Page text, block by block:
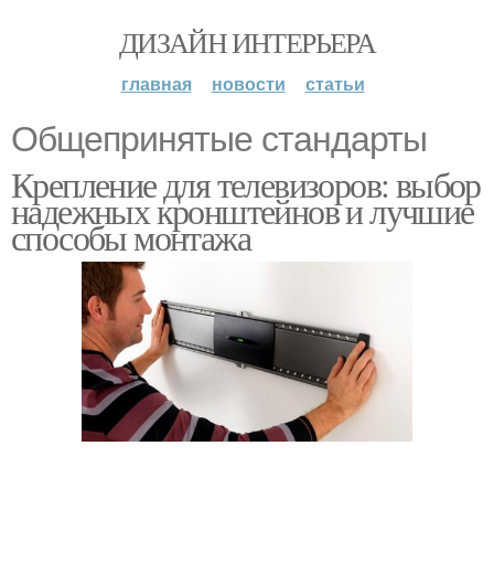
ДИЗАЙН ИНТЕРЬЕРА
главная новости статьи
Общепринятые стандарты
Крепление для телевизоров: выбор
надежных кронштейнов и лучшие
способы монтажа